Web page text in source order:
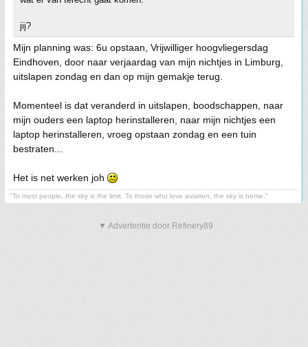
jij?
Mijn planning was: 6u opstaan, Vrijwilliger hoogvliegersdag
Eindhoven, door naar verjaardag van mijn nichtjes in Limburg,
uitslapen zondag en dan op mijn gemakje terug.
Momenteel is dat veranderd in uitslapen, boodschappen, naar
mijn ouders een laptop herinstalleren, naar mijn nichtjes een
laptop herinstalleren, vroeg opstaan zondag en een tuin
bestraten...
Het is net werken joh
"To most people, the sky is the limit. To those who love aviation, the sky is home."
▼ Advertentie door Refinery89